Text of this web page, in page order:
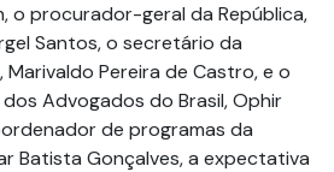
o procurador-geral da República,
Santos, o secretário da
Pereira de Castro, e o
Advogados do Brasil, Ophir
de programas da
Batista Gonçalves, a expectativa